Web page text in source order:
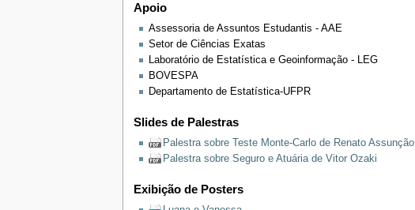
Apoio
Assessoria de Assuntos Estudantis - AAE
Setor de Ciências Exatas
Laboratório de Estatística e Geoinformação - LEG
BOVESPA
Departamento de Estatística-UFPR
Slides de Palestras
Palestra sobre Teste Monte-Carlo de Renato Assunção
Palestra sobre Seguro e Atuária de Vitor Ozaki
Exibição de Posters